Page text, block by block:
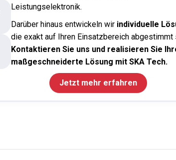
Leistungselektronik.
Darüber hinaus entwickeln wir individuelle
die exakt auf Ihren Einsatzbereich abgestimmt
Kontaktieren Sie uns und realisieren Sie
maßgeschneiderte Lösung mit SKA Tech.
Jetzt mehr erfahren